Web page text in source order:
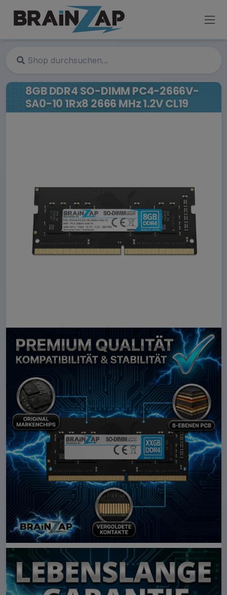
8GB DDR4 SO-DIMM PC4-2666V-
SA0-10 1Rx8 2666 MHz 1.2V CL19